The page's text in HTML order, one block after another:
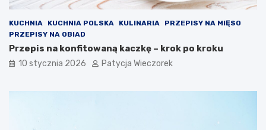
KUCHNIA KUCHNIA POLSKA KULINARIA
PRZEPISY NA MIĘSO
PRZEPISY NA OBIAD
Przepis na konfitowaną kaczkę – krok po kroku
10 stycznia 2026 Patycja Wieczorek